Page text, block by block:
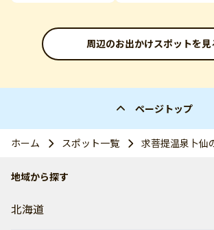
周辺のお出かけスポットを見
ページトップ
ホーム スポット一覧 求菩提温泉卜仙
地域から探す
北海道